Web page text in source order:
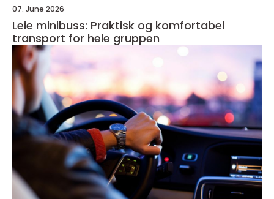
07. June 2026
Leie minibuss: Praktisk og komfortabel
transport for hele gruppen